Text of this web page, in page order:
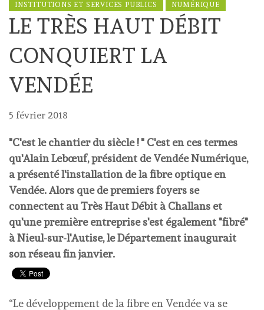
INSTITUTIONS ET SERVICES PUBLICS NUMÉRIQUE
LE TRÈS HAUT DÉBIT
CONQUIERT LA
VENDÉE
5 février 2018
"C'est le chantier du siècle ! " C'est en ces termes
qu'Alain Lebœuf, président de Vendée Numérique,
a présenté l'installation de la fibre optique en
Vendée. Alors que de premiers foyers se
connectent au Très Haut Débit à Challans et
qu'une première entreprise s'est également "fibré"
à Nieul-sur-l'Autise, le Département inaugurait
son réseau fin janvier.
“Le développement de la fibre en Vendée va se